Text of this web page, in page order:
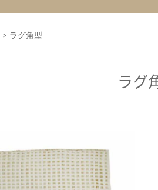
> ラグ角型
ラグ